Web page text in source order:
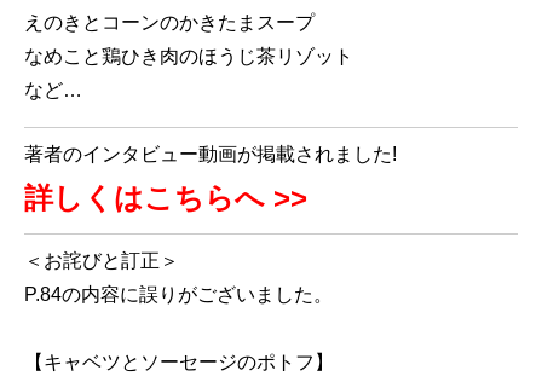
えのきとコーンのかきたまスープ
なめこと鶏ひき肉のほうじ茶リゾット
など…
著者のインタビュー動画が掲載されました!
詳しくはこちらへ >>
＜お詫びと訂正＞
P.84の内容に誤りがございました。
【キャベツとソーセージのポトフ】